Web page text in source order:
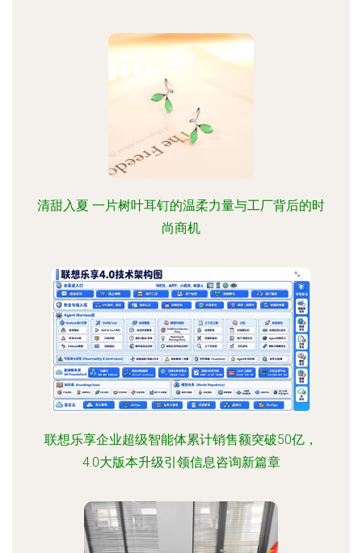
清甜入夏 一片树叶耳钉的温柔力量与工厂背后的时
尚商机
联想乐享企业超级智能体累计销售额突破50亿，
4.0大版本升级引领信息咨询新篇章